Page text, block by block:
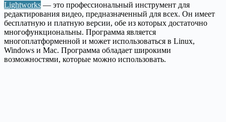
Lightworks — это профессиональный инструмент для
редактирования видео, предназначенный для всех. Он имеет
бесплатную и платную версии, обе из которых достаточно
многофункциональны. Программа является
многоплатформенной и может использоваться в Linux,
Windows и Mac. Программа обладает широкими
возможностями, которые можно использовать.